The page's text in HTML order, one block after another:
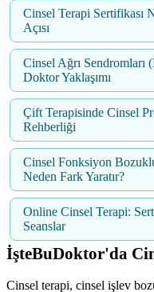
Cinsel Terapi Sertifikası
Açısı
Cinsel Ağrı Sendromları
Doktor Yaklaşımı
Çift Terapisinde Cinsel
Rehberliği
Cinsel Fonksiyon
Neden Fark Yaratır?
Online Cinsel Terapi:
Seanslar
İşteBuDoktor'da
Cinsel terapi, cinsel işlev